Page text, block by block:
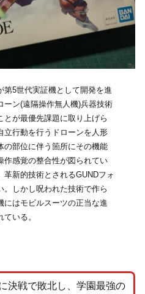
第5世代実証機として開発を進
ーン(遠隔操作無人機)兵器技術
とが最優先課題に取り上げら
立行動を行うドローンを人形
の部位に伴う箇所にその機能
作感覚の整合性が図られてい
新的技術とされるGUNDフォ
。しかし呪われた技術で作ら
にはモビルスーツの正当な進
いる。
決戦で敗北し、学園最強の